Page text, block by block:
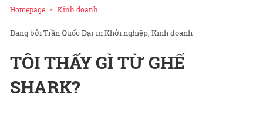
Homepage Kinh doanh
Trần Quốc Đại inKhởi nghiệp Kinh doanh
TÔI THẤY GÌ TỪ GHẾ
SHARK?